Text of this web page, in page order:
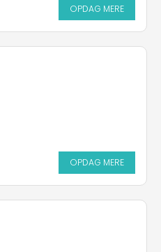
OPDAG MERE
OPDAG MERE